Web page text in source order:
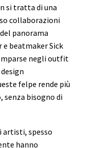
si tratta di una
collaborazioni
panorama
beatmaker Sick
negli outfit
felpe rende più
senza bisogno di
artisti, spesso
hanno